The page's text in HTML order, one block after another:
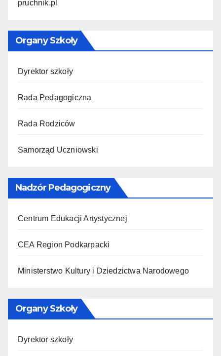
pruchnik.pl
Organy Szkoły
Dyrektor szkoły
Rada Pedagogiczna
Rada Rodziców
Samorząd Uczniowski
Nadzór Pedagogiczny
Centrum Edukacji Artystycznej
CEA Region Podkarpacki
Ministerstwo Kultury i Dziedzictwa Narodowego
Organy Szkoły
Dyrektor szkoły